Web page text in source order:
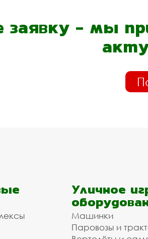
заявку - мы
Уличное
Машинки
Паровозы и